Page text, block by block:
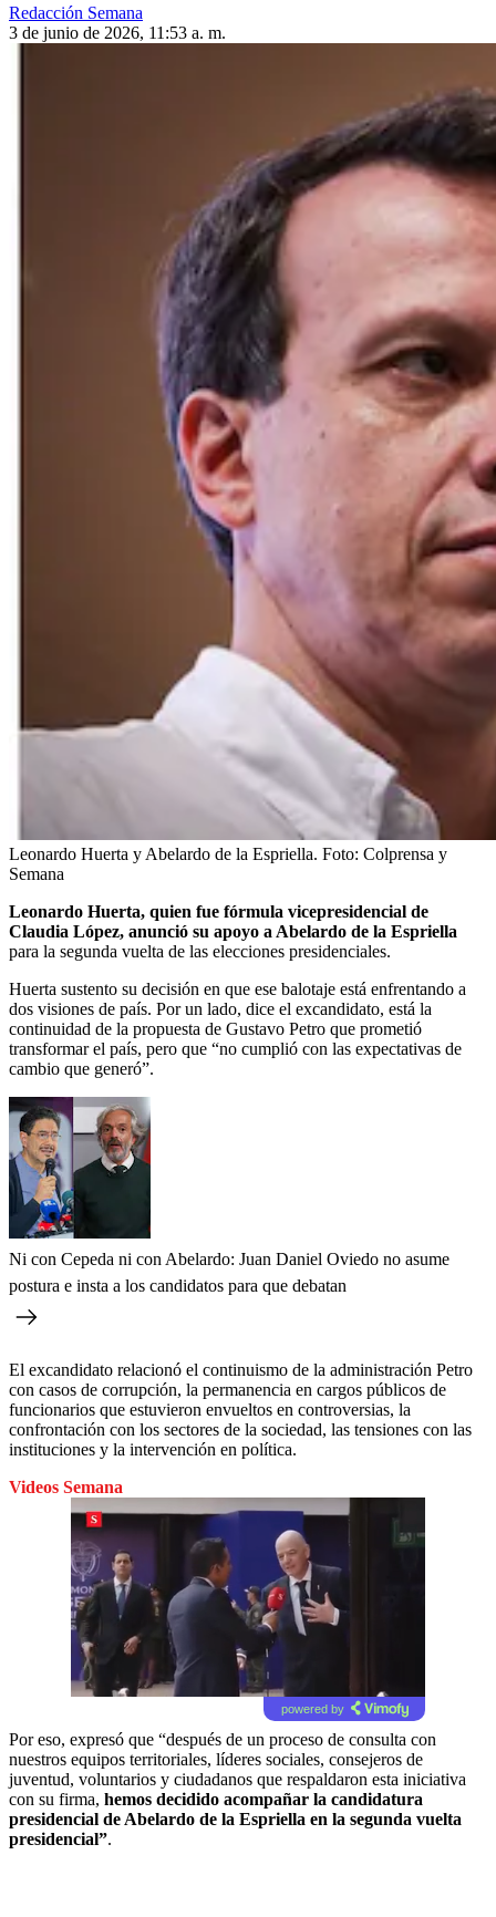
Redacción Semana
3 de junio de 2026, 11:53 a. m.
Leonardo Huerta y Abelardo de la Espriella. Foto: Colprensa y
Semana
Leonardo Huerta, quien fue fórmula vicepresidencial de
Claudia López, anunció su apoyo a Abelardo de la Espriella
para la segunda vuelta de las elecciones presidenciales.
Huerta sustento su decisión en que ese balotaje está enfrentando a
dos visiones de país. Por un lado, dice el excandidato, está la
continuidad de la propuesta de Gustavo Petro que prometió
transformar el país, pero que “no cumplió con las expectativas de
cambio que generó”.
Ni con Cepeda ni con Abelardo: Juan Daniel Oviedo no asume
postura e insta a los candidatos para que debatan
El excandidato relacionó el continuismo de la administración Petro
con casos de corrupción, la permanencia en cargos públicos de
funcionarios que estuvieron envueltos en controversias, la
confrontación con los sectores de la sociedad, las tensiones con las
instituciones y la intervención en política.
Videos Semana
powered by
Por eso, expresó que “después de un proceso de consulta con
nuestros equipos territoriales, líderes sociales, consejeros de
juventud, voluntarios y ciudadanos que respaldaron esta iniciativa
con su firma, hemos decidido acompañar la candidatura
presidencial de Abelardo de la Espriella en la segunda vuelta
presidencial”.